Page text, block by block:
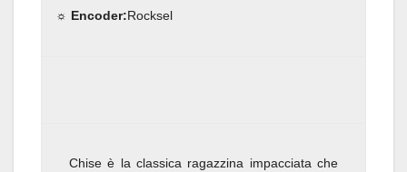
☼ Encoder:Rocksel
Chise è la classica ragazzina impacciata che